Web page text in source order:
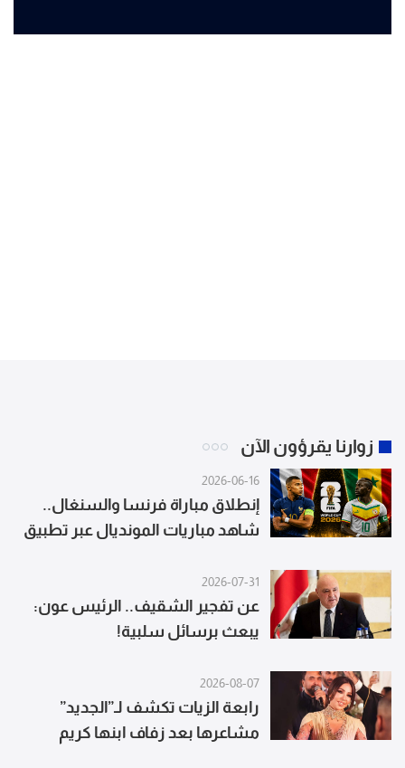
زوارنا يقرؤون الآن
2026-06-16
إنطلاق مباراة فرنسا والسنغال..
شاهد مباريات المونديال عبر تطبيق
2026-07-31
عن تفجير الشقيف.. الرئيس عون:
يبعث برسائل سلبية!
2026-08-07
رابعة الزيات تكشف لـ”الجديد”
مشاعرها بعد زفاف ابنها كريم